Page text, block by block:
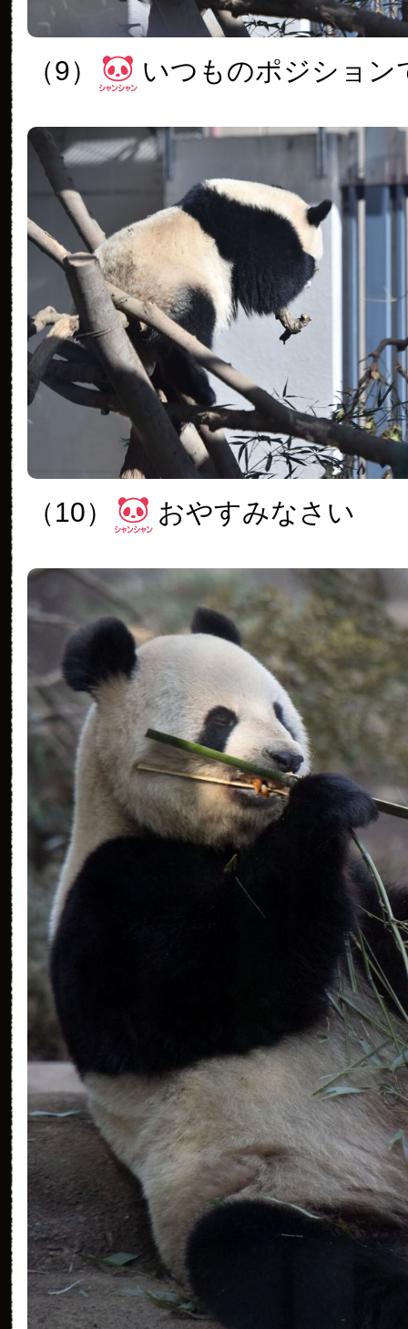
（9） いつものポジション
（10） おやすみなさい